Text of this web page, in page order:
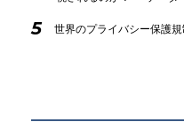
5 世界のプライバシー保護